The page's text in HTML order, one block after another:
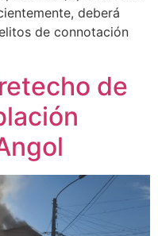
deberá
de connotación
de